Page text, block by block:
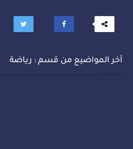
أخر المواضيع من قسم : رياضة